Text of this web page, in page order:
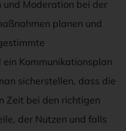
Moderation bei der
planen und
Kommunikationsplan
sicherstellen, dass die
Zeit bei den richtigen
der Nutzen und falls